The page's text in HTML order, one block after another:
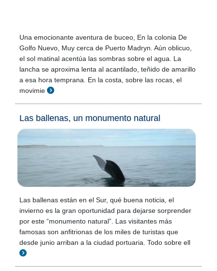
Una emocionante aventura de buceo, En la colonia De
Golfo Nuevo, Muy cerca de Puerto Madryn. Aún oblicuo,
el sol matinal acentúa las sombras sobre el agua. La
lancha se aproxima lenta al acantilado, teñido de amarillo
a esa hora temprana. En la costa, sobre las rocas, el
movimie
Las ballenas, un monumento natural
Las ballenas están en el Sur, qué buena noticia, el
invierno es la gran oportunidad para dejarse sorprender
por este “monumento natural”. Las visitantes más
famosas son anfitrionas de los miles de turistas que
desde junio arriban a la ciudad portuaria. Todo sobre ell